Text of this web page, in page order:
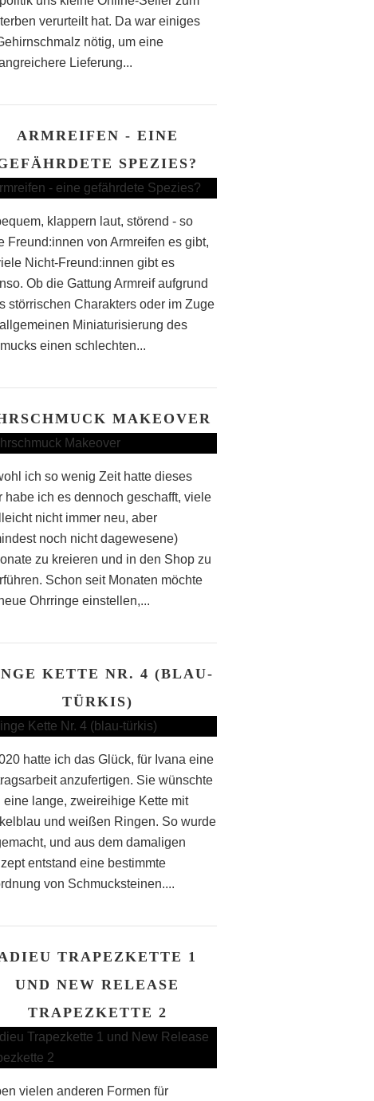
verurteilt hat. Da war einiges
nötig, um eine
Lieferung...
ARMREIFEN - EINE
SPEZIES?
klappern laut, störend - so
Freund:innen von Armreifen es gibt,
Nicht-Freund:innen gibt es
Ob die Gattung Armreif aufgrund
störrischen Charakters oder im Zuge
Miniaturisierung des
einen schlechten...
MAKEOVER
ich so wenig Zeit hatte dieses
habe ich es dennoch geschafft, viele
nicht immer neu, aber
noch nicht dagewesene)
zu kreieren und in den Shop zu
Schon seit Monaten möchte
Ohrringe einstellen,...
KETTE NR. 4 (BLAU-
TÜRKIS)
hatte ich das Glück, für Ivana eine
anzufertigen. Sie wünschte
eine lange, zweireihige Kette mit
und weißen Ringen. So wurde
und aus dem damaligen
entstand eine bestimmte
von Schmucksteinen....
TRAPEZKETTE 1
UND NEW RELEASE
TRAPEZKETTE 2
vielen anderen Formen für